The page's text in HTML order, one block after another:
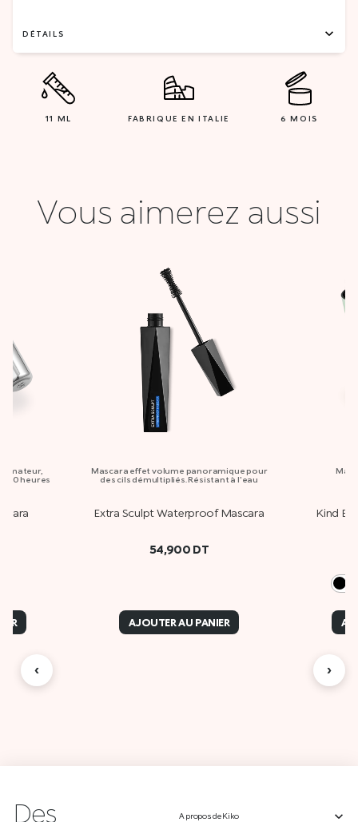
DÉTAILS
11 ML FABRIQUE EN ITALIE 6 MOIS
Vous aimerez aussi
10 heures
Mascara effet volume panoramique pour
des cils démultipliés. Résistant à l'eau
Extra Sculpt Waterproof Mascara
54,900 DT
AJOUTER AU PANIER
Kind By
‹ ›
Des A propos de Kiko